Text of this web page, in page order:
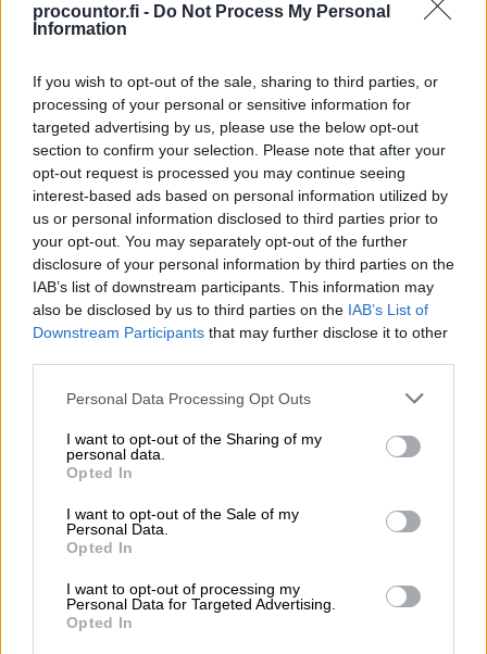
procountor.fi - Do Not Process My Personal
Information
If you wish to opt-out of the sale, sharing to third parties, or
processing of your personal or sensitive information for
targeted advertising by us, please use the below opt-out
section to confirm your selection. Please note that after your
opt-out request is processed you may continue seeing
interest-based ads based on personal information utilized by
us or personal information disclosed to third parties prior to
your opt-out. You may separately opt-out of the further
disclosure of your personal information by third parties on the
IAB’s list of downstream participants. This information may
also be disclosed by us to third parties on the IAB’s List of
Downstream Participants that may further disclose it to other
Please note that this website/app uses one or more Google
not limited to your visit or usage behaviour. You may click to
grant or deny consent to Google and its third-party tags to
use your data for below specified purposes in below Google
consent section.
Personal Data Processing Opt Outs
I want to opt-out of the Sharing of my
personal data.
Opted In
I want to opt-out of the Sale of my
Personal Data.
Opted In
I want to opt-out of processing my
Personal Data for Targeted Advertising.
Opted In
Ratkaisut
Procountor
Procountor Solo
Procountor Tallennus
Procountor Toiminnanohjaus
Tutustu ohjelmistoihin